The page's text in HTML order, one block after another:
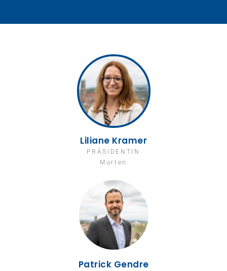
Liliane Kramer
PRÄSIDENTIN
Murten
Patrick Gendre